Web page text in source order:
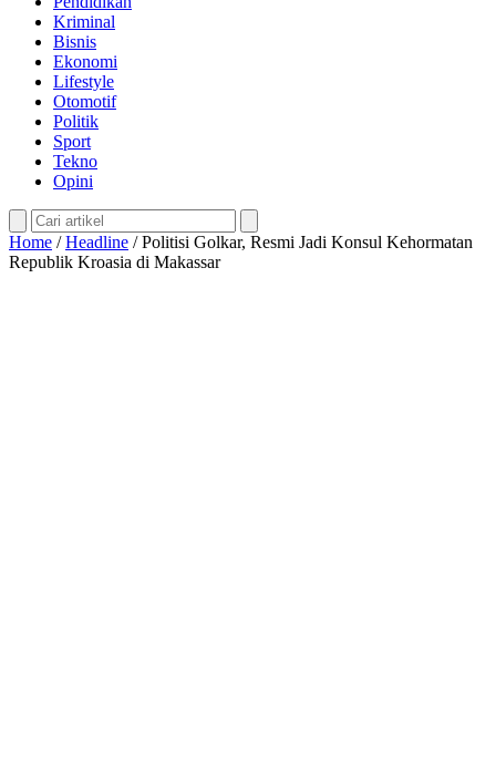
Kriminal
Bisnis
Ekonomi
Lifestyle
Otomotif
Politik
Sport
Tekno
Opini
Home /Headline /Politisi Golkar, Resmi Jadi Konsul Kehormatan
Republik Kroasia di Makassar